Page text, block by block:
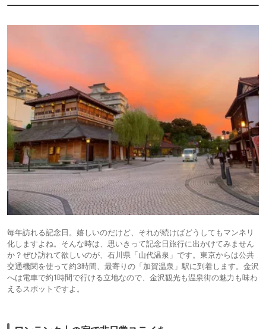
毎年訪れる記念日。嬉しいのだけど、それが続けばどうしてもマンネリ
化しますよね。そんな時は、思いきって記念日旅行に出かけてみません
か？ぜひ訪れて欲しいのが、石川県「山代温泉」です。東京からは公共
交通機関を使って約3時間、最寄りの「加賀温泉」駅に到着します。金沢
へは電車で約1時間で行ける立地なので、金沢観光も温泉街の魅力も味わ
えるスポットですよ。